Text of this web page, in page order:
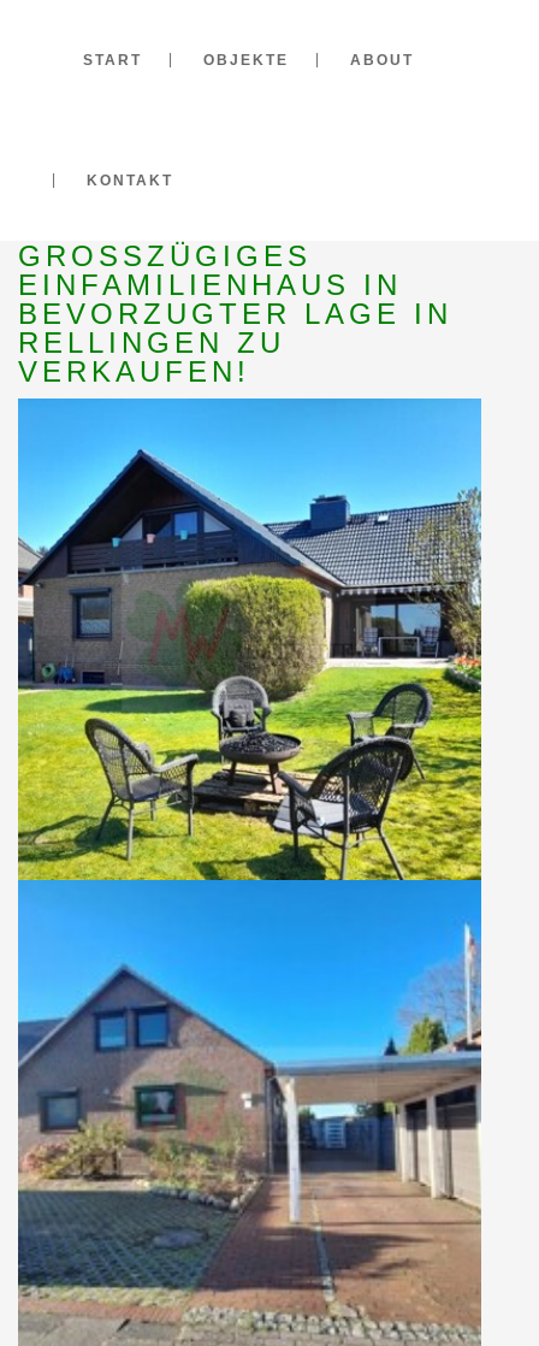
START OBJEKTE ABOUT
KONTAKT
GROSSZÜGIGES E
INFAMILIENHAUS IN B
EVORZUGTER LAGE IN R
ELLINGEN ZU V
ERKAUFEN!